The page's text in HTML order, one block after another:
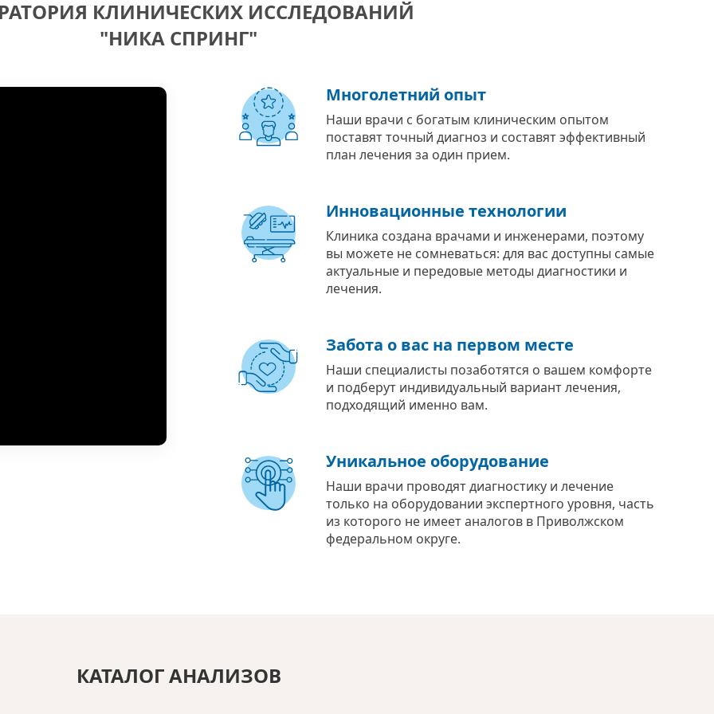
КЛИНИЧЕСКИХ ИССЛЕДОВАНИЙ
"НИКА СПРИНГ"
Многолетний опыт
Наши врачи с богатым клиническим опытом
поставят точный диагноз и составят эффективный
план лечения за один прием.
Инновационные технологии
Клиника создана врачами и инженерами, поэтому
вы можете не сомневаться: для вас доступны самые
актуальные и передовые методы диагностики и
лечения.
Забота о вас на первом месте
Наши специалисты позаботятся о вашем комфорте
и подберут индивидуальный вариант лечения,
подходящий именно вам.
Уникальное оборудование
Наши врачи проводят диагностику и лечение
только на оборудовании экспертного уровня, часть
из которого не имеет аналогов в Приволжском
федеральном округе.
КАТАЛОГ АНАЛИЗОВ